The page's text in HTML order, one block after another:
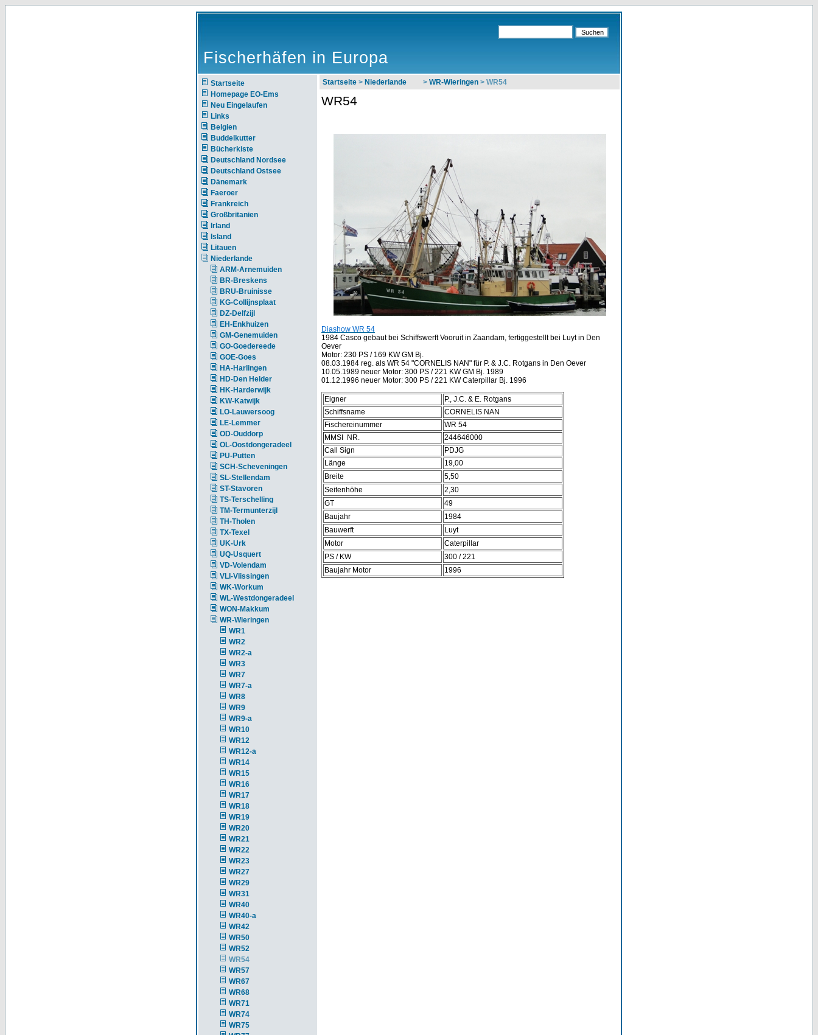
Fischerhäfen in Europa
Startseite
Homepage EO-Ems
Neu Eingelaufen
Links
Belgien
Buddelkutter
Bücherkiste
Deutschland Nordsee
Deutschland Ostsee
Dänemark
Faeroer
Frankreich
Großbritanien
Irland
Island
Litauen
Niederlande
ARM-Arnemuiden
BR-Breskens
BRU-Bruinisse
KG-Collijnsplaat
DZ-Delfzijl
EH-Enkhuizen
GM-Genemuiden
GO-Goedereede
GOE-Goes
HA-Harlingen
HD-Den Helder
HK-Harderwijk
KW-Katwijk
LO-Lauwersoog
LE-Lemmer
OD-Ouddorp
OL-Oostdongeradeel
PU-Putten
SCH-Scheveningen
SL-Stellendam
ST-Stavoren
TS-Terschelling
TM-Termunterzijl
TH-Tholen
TX-Texel
UK-Urk
UQ-Usquert
VD-Volendam
VLI-Vlissingen
WK-Workum
WL-Westdongeradeel
WON-Makkum
WR-Wieringen
WR1
WR2
WR2-a
WR3
WR7
WR7-a
WR8
WR9
WR9-a
WR10
WR12
WR12-a
WR14
WR15
WR16
WR17
WR18
WR19
WR20
WR21
WR22
WR23
WR27
WR29
WR31
WR40
WR40-a
WR42
WR50
WR52
WR54
WR57
WR67
WR68
WR71
WR74
WR75
Startseite > Niederlande > WR-Wieringen > WR54
WR54
Diashow WR 54
1984 Casco gebaut bei Schiffswerft Vooruit in Zaandam, fertiggestellt bei Luyt in Den
Oever
Motor: 230 PS / 169 KW GM Bj.
08.03.1984 reg. als WR 54 "CORNELIS NAN" für P. & J.C. Rotgans in Den Oever
10.05.1989 neuer Motor: 300 PS / 221 KW GM Bj. 1989
01.12.1996 neuer Motor: 300 PS / 221 KW Caterpillar Bj. 1996
Eigner
P., J.C. & E. Rotgans
Schiffsname
CORNELIS NAN
Fischereinummer
WR 54
MMSI NR.
244646000
Call Sign
PDJG
Länge
19,00
Breite
5,50
Seitenhöhe
2,30
GT
49
Baujahr
1984
Bauwerft
Luyt
Motor
Caterpillar
PS / KW
300 / 221
Baujahr Motor
1996